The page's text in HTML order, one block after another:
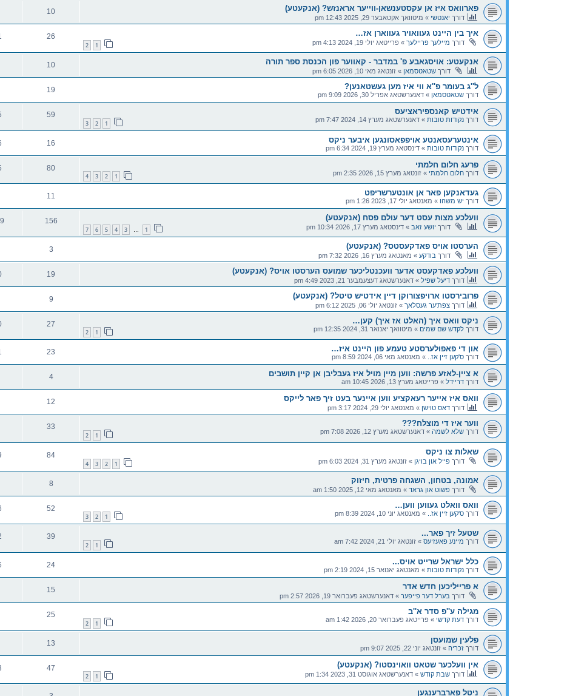
פארוואס איז אן עקסטענשאן-ווייער אראנזש? (אנקעטע)
דורך יאנטשי » מיטוואך אקטאבער 29, 2025 12:43 pm
10
איך בין היינט געוואויר געווארן אז…
דורך מיילעך פריילעך » פרייטאג יולי 19, 2024 4:13 pm 1
2
26
אנקעטע: אויסגאבע פ' במדבר - קאווער פון הכנסת ספר תורה
דורך שטאטסמאן » זונטאג מאי 10, 2026 6:05 pm
10
ל''ג בעומר פ''א ווי איז מען געשטאנען?
דורך שטאטסמאן » דאנערשטאג אפריל 30, 2026 9:09 pm
19
אידטיש קאנספיראציעס
דורך נקודות טובות » דאנערשטאג מערץ 14, 2024 7:47 pm 1
2
3
59
אינטערעסאנטע אויפפאסונגען איבער ניקס
דורך נקודות טובות » דינסטאג מערץ 19, 2024 6:34 pm
16
פרעג חלום חלמתי
דורך חלום חלמתי » זונטאג מערץ 15, 2026 2:35 pm 1
2
3
4
80
געדאנקען פאר אן אונטערשריפט
דורך יש משהו » מאנטאג יולי 17, 2023 1:26 pm
11
וועלכע מצות עסט דער עולם פסח (אנקעטע)
דורך יושע זאב » דינסטאג מערץ 17, 2026 10:34 pm 1
…
3
4
5
6
7
156
הערסטו אויס פאדקעסטס? (אנקעטע)
דורך בודקע » מאנטאג מערץ 16, 2026 7:32 pm
3
וועלכע פאדקעסט אדער וועכנטליכער שמועס הערסטו אויס? (אנקעטע)
דורך דיעל שפיל » דאנערשטאג דעצעמבער 21, 2023 4:49 pm
19
פרובירסטו ארויפצורוקן דיין אידטיש טיטל? (אנקעטע)
דורך צפת'ער געסלאך » זונטאג יולי 06, 2025 6:12 pm
9
ניקס וואס איך (האלט אז איך) קען…
דורך לקדש שם שמים » מיטוואך יאנואר 31, 2024 12:35 pm 1
2
27
און די פאפולערסטע טעמע פון היינט איז…
דורך ס'קען זיין אז.. » מאנטאג מאי 06, 2024 8:59 pm
23
א ציין-לאזע פרשה: ווען מיין מויל איז געבליבן אן קיין תושבים
דורך דריידל » פרייטאג מערץ 13, 2026 10:45 am
4
וואס איז אייער רעאקציע ווען איינער בעט זיך פאר לייקס
דורך דאס טוישן » מאנטאג יולי 29, 2024 3:17 pm
12
ווער איז די מוצלח???
דורך שלא לשמה » דאנערשטאג מערץ 12, 2026 7:08 pm 1
2
33
שאלות צו ניקס
דורך פייל און בויגן » זונטאג מערץ 31, 2024 6:03 pm 1
2
3
4
84
אמונה, בטחון, השגחה פרטית, חיזוק
דורך פשוט און גראד » מאנטאג מאי 12, 2025 1:50 am
8
וואס וואלט געווען ווען…
דורך ס'קען זיין אז.. » מאנטאג יוני 10, 2024 8:39 pm 1
2
3
52
שטעל זיך פאר...
דורך מיינע פאעזיעס » זונטאג יולי 21, 2024 7:42 am 1
2
39
כלל ישראל שרייט אויס...
דורך נקודות טובות » מאנטאג יאנואר 15, 2024 2:19 pm
24
א פרייליכען חדש אדר
דורך בערל דער פייפער » דאנערשטאג פעברואר 19, 2026 2:57 pm
15
מגילה ע''פ סדר א''ב
דורך דעת קדשי » פרייטאג פעברואר 20, 2026 1:42 am 1
2
25
פלעין שמועסן
דורך זכריה » זונטאג יוני 22, 2025 9:07 pm
13
אין וועלכער שטאט וואוינסטו? (אנקעטע)
דורך שבת קודש » דאנערשטאג אוגוסט 31, 2023 1:34 pm 1
2
47
ניטל פארברענגען